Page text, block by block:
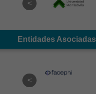
Entidades Asociadas